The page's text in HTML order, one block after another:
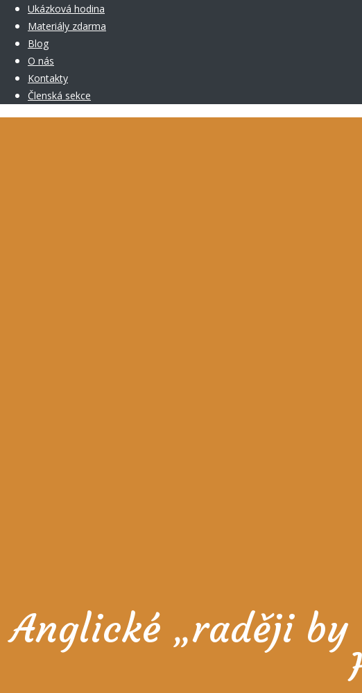
Ukázková hodina
Materiály zdarma
Blog
O nás
Kontakty
Členská sekce
Anglické „raději by